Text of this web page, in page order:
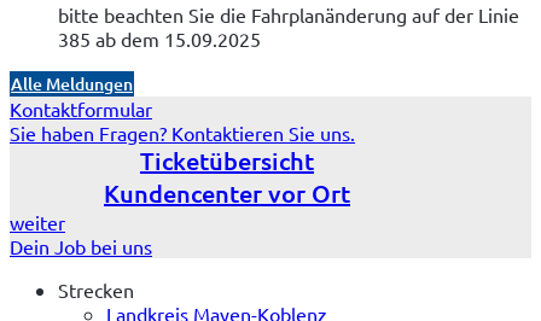
bitte beachten Sie die Fahrplanänderung auf der Linie
385 ab dem 15.09.2025
Alle Meldungen
Kontaktformular
Sie haben Fragen? Kontaktieren Sie uns.
Ticketübersicht
Kundencenter vor Ort
weiter
Dein Job bei uns
Strecken
Landkreis Mayen-Koblenz